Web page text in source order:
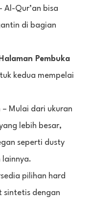
Al-Qur’an bisa
di bagian
Pembuka
kedua mempelai
– Mulai dari ukuran
lebih besar,
seperti dusty
lainnya.
pilihan hard
sintetis dengan